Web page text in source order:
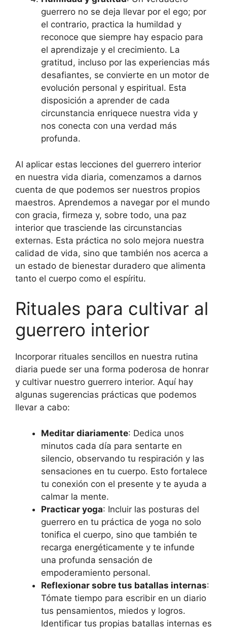
guerrero no se deja llevar por el ego; por
el contrario, practica la humildad y
reconoce que siempre hay espacio para
el aprendizaje y el crecimiento. La
gratitud, incluso por las experiencias más
desafiantes, se convierte en un motor de
evolución personal y espiritual. Esta
disposición a aprender de cada
circunstancia enriquece nuestra vida y
nos conecta con una verdad más
profunda.
Al aplicar estas lecciones del guerrero interior
en nuestra vida diaria, comenzamos a darnos
cuenta de que podemos ser nuestros propios
maestros. Aprendemos a navegar por el mundo
con gracia, firmeza y, sobre todo, una paz
interior que trasciende las circunstancias
externas. Esta práctica no solo mejora nuestra
calidad de vida, sino que también nos acerca a
un estado de bienestar duradero que alimenta
tanto el cuerpo como el espíritu.
Rituales para cultivar al
guerrero interior
Incorporar rituales sencillos en nuestra rutina
diaria puede ser una forma poderosa de honrar
y cultivar nuestro guerrero interior. Aquí hay
algunas sugerencias prácticas que podemos
llevar a cabo:
Meditar diariamente: Dedica unos
minutos cada día para sentarte en
silencio, observando tu respiración y las
sensaciones en tu cuerpo. Esto fortalece
tu conexión con el presente y te ayuda a
calmar la mente.
Practicar yoga: Incluir las posturas del
guerrero en tu práctica de yoga no solo
tonifica el cuerpo, sino que también te
recarga energéticamente y te infunde
una profunda sensación de
empoderamiento personal.
Reflexionar sobre tus batallas internas:
Tómate tiempo para escribir en un diario
tus pensamientos, miedos y logros.
Identificar tus propias batallas internas es